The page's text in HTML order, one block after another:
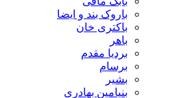
باروک بند و ایضا
باکتری خان
باهر
بردیا مقدم
برسام
بشیر
بنیامین بهادری